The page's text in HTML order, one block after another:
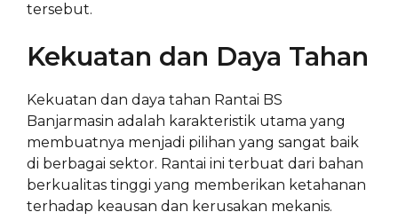
tersebut.
Kekuatan dan Daya Tahan
Kekuatan dan daya tahan Rantai BS
Banjarmasin adalah karakteristik utama yang
membuatnya menjadi pilihan yang sangat baik
di berbagai sektor. Rantai ini terbuat dari bahan
berkualitas tinggi yang memberikan ketahanan
terhadap keausan dan kerusakan mekanis.